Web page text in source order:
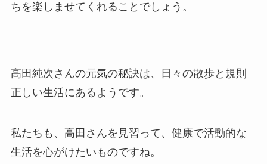
ちを楽しませてくれることでしょう。
高田純次さんの元気の秘訣は、日々の散歩と規則
正しい生活にあるようです。
私たちも、高田さんを見習って、健康で活動的な
生活を心がけたいものですね。